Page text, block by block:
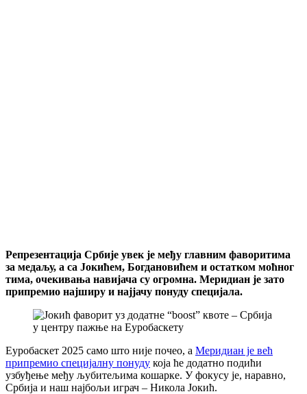
Репрезентација Србије увек је међу главним фаворитима
за медаљу, а са Јокићем, Богдановићем и остатком моћног
тима, очекивања навијача су огромна. Меридиан је зато
припремио најширу и најјачу понуду специјала.
Еуробаскет 2025 само што није почео, а Меридиан је већ
припремио специјалну понуду која ће додатно подићи
узбуђење међу љубитељима кошарке. У фокусу је, наравно,
Србија и наш најбољи играч – Никола Јокић.